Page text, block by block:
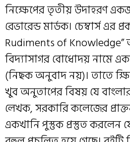
নিক্ষেপের তৃতীয় উদাহরণ
রেভারেন্ড মার্ডক। চেম্বার্স এর
Rudiments of Knowledge”
বিদ্যাসাগর বোধোদয় নামে
(নিছক অনুবাদ নয়)। তাতে
খুব অনুতাপের বিষয় যে
লেখক, সরকারি কলেজের
একখানি পুস্তুক প্রস্তুত করলেন